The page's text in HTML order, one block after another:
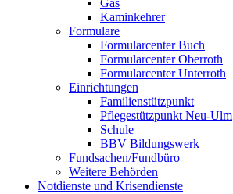
Gas
Kaminkehrer
Formulare
Formularcenter Buch
Formularcenter Oberroth
Formularcenter Unterroth
Einrichtungen
Familienstützpunkt
Pflegestützpunkt Neu-Ulm
Schule
BBV Bildungswerk
Fundsachen/Fundbüro
Weitere Behörden
Notdienste und Krisendienste